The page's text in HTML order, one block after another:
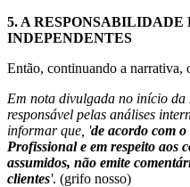
5. A RESPONSABILIDADE
INDEPENDENTES
Então, continuando a narrativa,
Em nota divulgada no início da
responsável pelas análises
informar que, 'de acordo com
Profissional e em respeito aos
assumidos, não emite
clientes'. (grifo nosso)